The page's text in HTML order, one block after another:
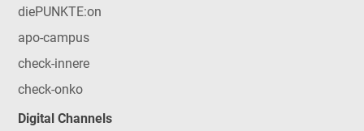
diePUNKTE:on
apo-campus
check-innere
check-onko
Digital Channels